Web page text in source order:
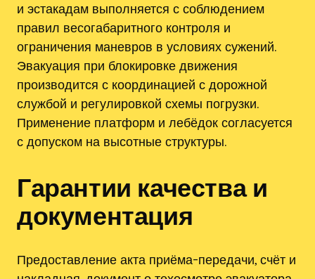
и эстакадам выполняется с соблюдением
правил весогабаритного контроля и
ограничения маневров в условиях сужений.
Эвакуация при блокировке движения
производится с координацией с дорожной
службой и регулировкой схемы погрузки.
Применение платформ и лебёдок согласуется
с допуском на высотные структуры.
Гарантии качества и
документация
Предоставление акта приёма-передачи, счёт и